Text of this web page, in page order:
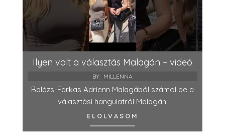
Ilyen volt a választás Malagán – videó
BY: MILLENNA
Balázs-Farkas Adrienn Malagából számol be a
választási hangulatról Malagán.
ELOLVASOM